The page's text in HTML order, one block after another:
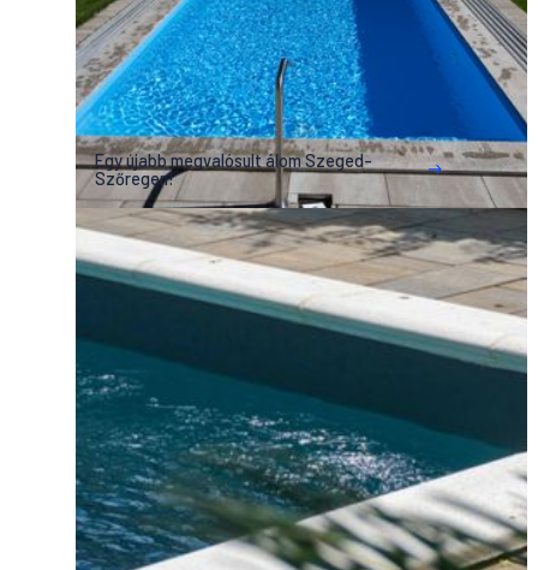
Egy újabb megvalósult álom Szeged-
Szőregen!